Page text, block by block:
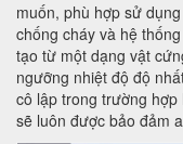
muốn, phù hợp sử
chống cháy và hệ
tạo từ một dạng vật
ngưỡng nhiệt độ độ
cô lập trong trường
sẽ luôn được bảo đảm